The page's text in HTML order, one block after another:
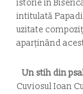
istorie în
intitulată
uzitate
aparţinând
Un stih din
Cuviosul Ioan